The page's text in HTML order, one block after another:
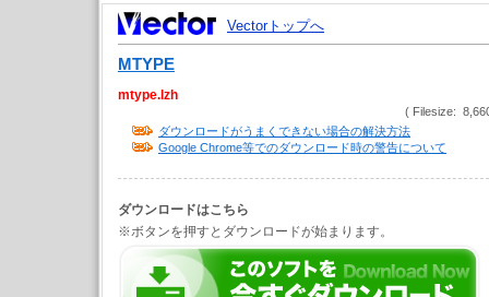
Vectorトップへ
MTYPE
mtype.lzh
( Filesize:
ダウンロードがうまくできない場合の解決方法
Google Chrome等でのダウンロード時の警告について
ダウンロードはこちら
※ボタンを押すとダウンロードが始まります。